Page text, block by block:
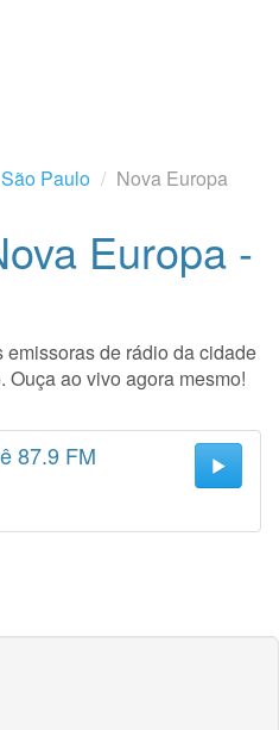
São Paulo Nova Europa
Europa -
de rádio da cidade
ao vivo agora mesmo!
87.9 FM